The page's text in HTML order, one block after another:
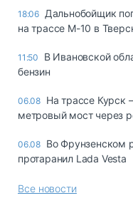
18:06 Дальнобойщик
на трассе М-10 в
11:50
В Ивановской
бензин
06.08 На трассе Курск
метровый мост через
06.08 Во Фрунзенском
протаранил Lada Vesta
Все новости